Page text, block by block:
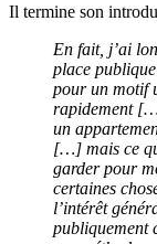
Il termine son
En fait, j’ai
place
pour un motif
rapidement
un
[…] mais ce
garder pour
certaines
l’intérêt
publiquement